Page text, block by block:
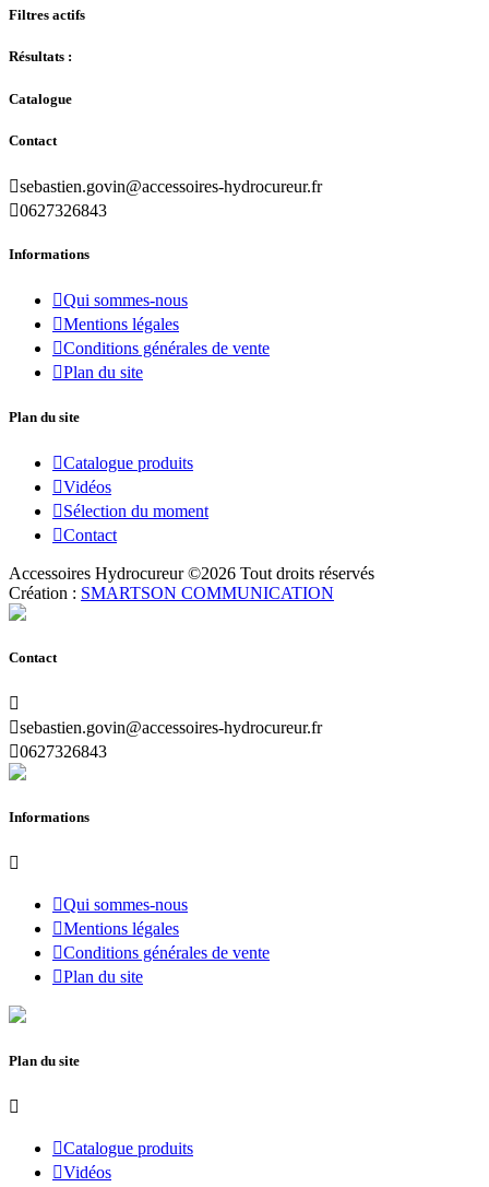
Filtres actifs
Résultats :
Catalogue
Contact
sebastien.govin@accessoires-hydrocureur.fr
0627326843
Informations
Qui sommes-nous
Mentions légales
Conditions générales de vente
Plan du site
Plan du site
Catalogue produits
Vidéos
Sélection du moment
Contact
Accessoires Hydrocureur ©2026 Tout droits réservés
Création : SMARTSON COMMUNICATION
Contact

sebastien.govin@accessoires-hydrocureur.fr
0627326843
Informations

Qui sommes-nous
Mentions légales
Conditions générales de vente
Plan du site
Plan du site

Catalogue produits
Vidéos